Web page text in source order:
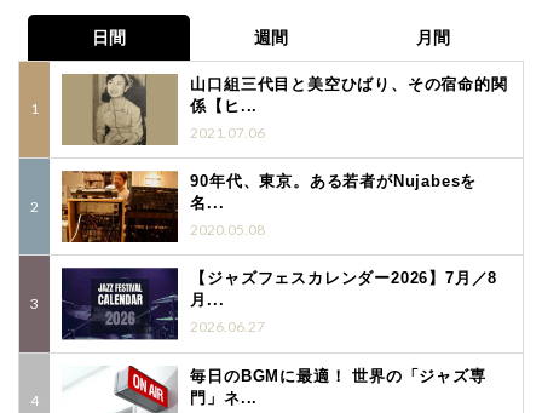
日間 週間 月間
山口組三代目と美空ひばり、その宿命的関
係【ヒ...
2021.07.06
90年代、東京。ある若者がNujabesを
名...
2020.05.08
【ジャズフェスカレンダー2026】7月／8
月...
2026.06.27
毎日のBGMに最適！ 世界の「ジャズ専
門」ネ...